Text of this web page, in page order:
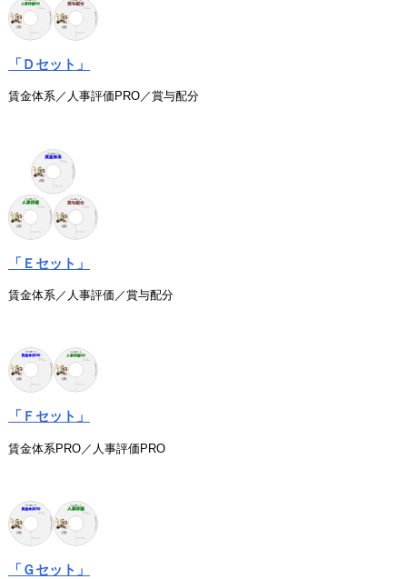
「Ｄセット」
賃金体系／人事評価PRO／賞与配分
「Ｅセット」
賃金体系／人事評価／賞与配分
「Ｆセット」
賃金体系PRO／人事評価PRO
「Ｇセット」